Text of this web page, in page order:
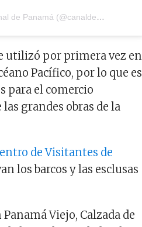
Una publicación compartida por Canal de Panamá (@canaldepanama)
utilizó por primera vez en
Pacífico, por lo que es
para el comercio
grandes obras de la
de Visitantes de
los barcos y las esclusas
Viejo, Calzada de